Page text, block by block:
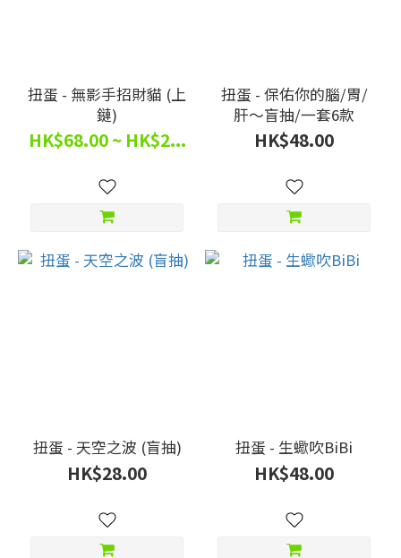
扭蛋 - 無影手招財貓 (上
鏈)
HK$68.00 ~ HK$2...
扭蛋 - 保佑你的腦/胃/
肝～盲抽/一套6款
HK$48.00
扭蛋 - 天空之波 (盲抽)
HK$28.00
扭蛋 - 生蠍吹BiBi
HK$48.00